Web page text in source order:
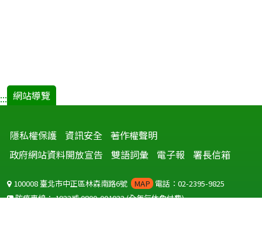
::: 網站導覽
隱私權保護 資訊安全 著作權聲明
政府網站資料開放宣告
雙語詞彙 電子報 署長信箱
100008 臺北市中正區林森南路6號 MAP 電話：02-2395-9825
防疫專線：1922或0800-001922(全年無休免付費)